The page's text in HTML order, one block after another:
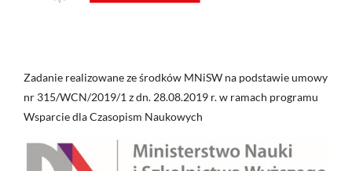
Zadanie realizowane ze środków MNiSW na podstawie umowy
nr 315/WCN/2019/1 z dn. 28.08.2019 r. w ramach programu
Wsparcie dla Czasopism Naukowych